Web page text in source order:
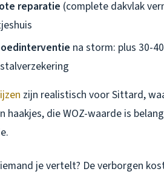
reparatie (complete dakvlak
na storm: plus 30-
zijn realistisch voor Sittard,
haakjes, die WOZ-waarde is
je vertelt? De verborgen